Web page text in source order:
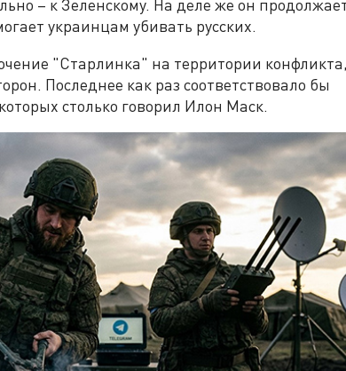
– к Зеленскому. На деле же он
украинцам убивать русских.
"Старлинка" на территории конфликта,
Последнее как раз соответствовало бы
столько говорил Илон Маск.